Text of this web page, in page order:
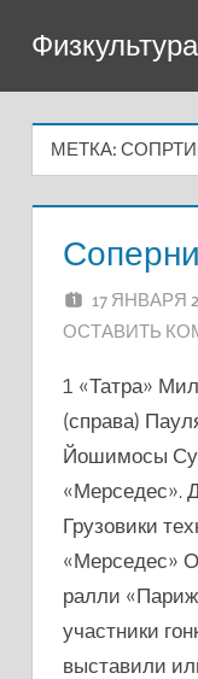
содержимому
МЕТКА:
17 ЯНВАРЯ
ОСТАВИТЬ
1 «Татра»
(справа)
Йошимосы
«Мерседес».
Грузовики
«Мерседес»
ралли
участники
выставили